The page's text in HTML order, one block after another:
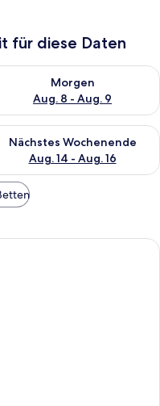
für diese Daten
Nacht, Aug. 7 - Aug. 8.
Morgen
Aug. 8 - Aug. 9
die Verfügbarkeit
Wochenende, Aug. 7
Nächstes Wochenende
Aug. 14 - Aug. 16
die Verfügbarkeit
modernes Hotelzimmer mit